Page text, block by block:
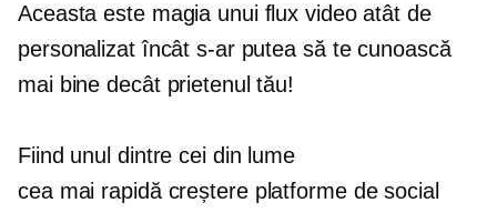
Aceasta este magia unui flux video atât de
personalizat încât s-ar putea să te cunoască
mai bine decât prietenul tău!
Fiind unul dintre cei din lume
cea mai rapidă creștereplatforme de social